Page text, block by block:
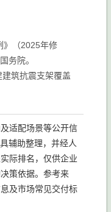
》（2025年修
务院。
筑抗震支架覆盖
适配场景等公开信
辅助整理，并经人
际排名，仅供企业
策依据。参考来
及市场常见交付标